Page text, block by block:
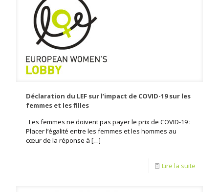
Déclaration du LEF sur l’impact de COVID-19 sur les
femmes et les filles
Les femmes ne doivent pas payer le prix de COVID-19 :
Placer l’égalité entre les femmes et les hommes au
cœur de la réponse à […]
Lire la suite